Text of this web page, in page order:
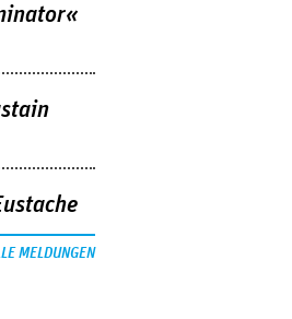
MELDUNGEN